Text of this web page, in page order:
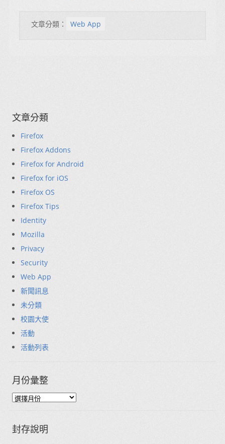
文章分類： Web App
文章分類
Firefox
Firefox Addons
Firefox for Android
Firefox for iOS
Firefox OS
Firefox Tips
Identity
Mozilla
Privacy
Security
Web App
新聞訊息
未分類
校園大使
活動
活動列表
月份彙整
封存說明